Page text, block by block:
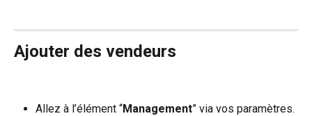
Ajouter des vendeurs
Allez à l’élément “Management” via vos paramètres.